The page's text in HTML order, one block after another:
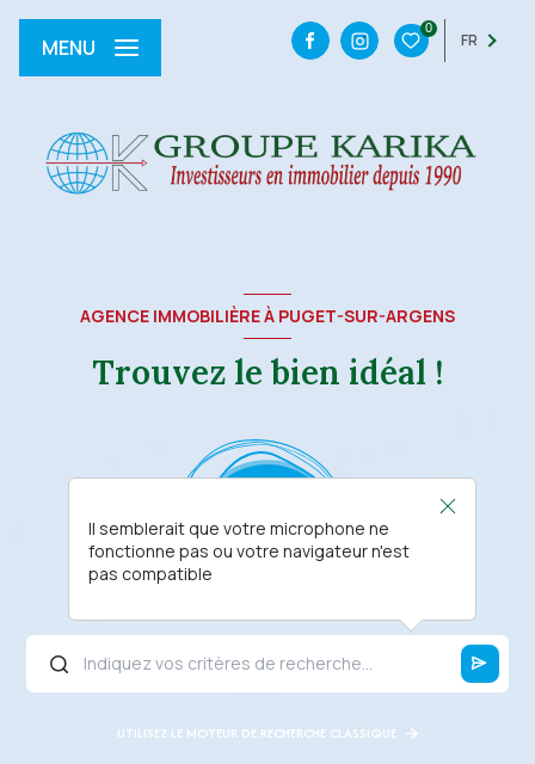
0
FR
MENU
AGENCE IMMOBILIÈRE À PUGET-SUR-ARGENS
Trouvez le bien idéal !
Il semblerait que votre microphone ne
fonctionne pas ou votre navigateur n'est
pas compatible
UTILISEZ LE MOTEUR DE RECHERCHE CLASSIQUE